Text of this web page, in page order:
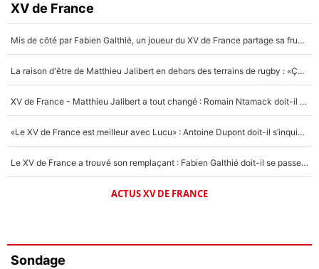
XV de France
Mis de côté par Fabien Galthié, un joueur du XV de France partage sa frustration : «ils ne me l’ont pas dit tout de suite»
La raison d'être de Matthieu Jalibert en dehors des terrains de rugby : «Ça m'atteint autant que si tu touches à un membre de ma famille»
XV de France - Matthieu Jalibert a tout changé : Romain Ntamack doit-il s’inquiéter pour sa place à un an de la Coupe du monde ?
«Le XV de France est meilleur avec Lucu» : Antoine Dupont doit-il s’inquiéter pour sa place ?
Le XV de France a trouvé son remplaçant : Fabien Galthié doit-il se passer d'Antoine Dupont ?
ACTUS XV DE FRANCE
Sondage